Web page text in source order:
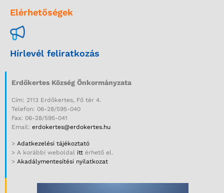
Elérhetőségek
Hírlevél feliratkozás
Erdőkertes Község Önkormányzata
Cím: 2113 Erdőkertes, Fő tér 4.
Telefon: 06-28/595-040
Fax: 06-28/595-041
Email: erdokertes@erdokertes.hu
> Adatkezelési tájékoztató
> A korábbi weboldal itt érhető el.
> Akadálymentesítési nyilatkozat